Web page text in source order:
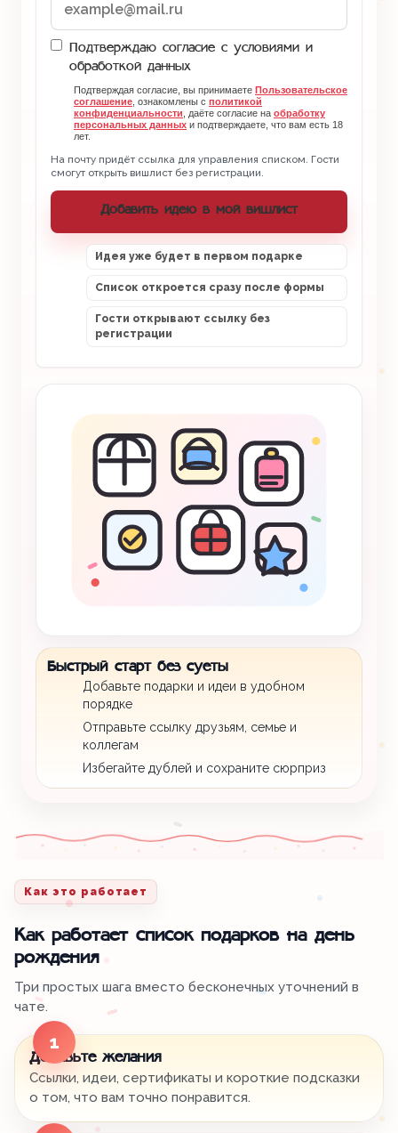
Подтверждаю согласие с условиями и
обработкой данных
Подтверждая согласие, вы принимаете Пользовательское
соглашение , ознакомлены с политикой
конфиденциальности , даёте согласие на обработку
персональных данных и подтверждаете, что вам есть 18
лет.
На почту придёт ссылка для управления списком. Гости
смогут открыть вишлист без регистрации.
Добавить идею в мой вишлист
Идея уже будет в первом подарке
Список откроется сразу после формы
Гости открывают ссылку без
регистрации
Быстрый старт без суеты
Добавьте подарки и идеи в удобном
порядке
Отправьте ссылку друзьям, семье и
коллегам
Избегайте дублей и сохраните сюрприз
Как это работает
Как работает список подарков на день
рождения
Три простых шага вместо бесконечных уточнений в
чате.
1
Добавьте желания
Ссылки, идеи, сертификаты и короткие подсказки
о том, что вам точно понравится.